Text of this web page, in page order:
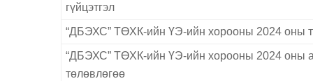
гүйцэтгэл
“ДБЭХС” ТӨХК-ийн ҮЭ-ийн хорооны 2024 оны
“ДБЭХС” ТӨХК-ийн ҮЭ-ийн хорооны 2024 оны
төлөвлөгөө